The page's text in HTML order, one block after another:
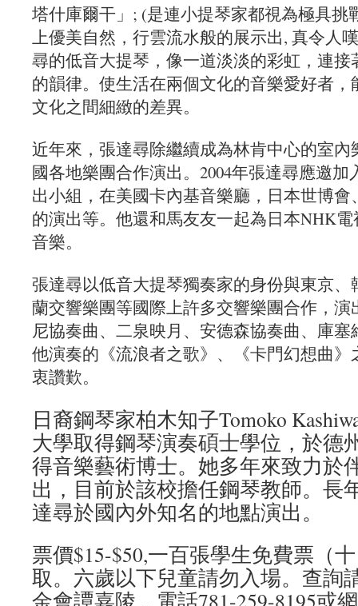
塔什庫爾干」; (是連小提琴家都視為極具挑
上優美自然，行雲流水般的展示出, 真令人
尋的低音大提琴，像一道淡淡的彩虹，連
的韻律。使生活在兩個文化的音樂愛好者
文化之間細緻的差異。
近年來，張達尋除繼續成為林肯中心的室
國各地樂團合作演出。2004年張達尋應邀
出小組，在美國卡內基音樂廳，日本世博
的演出等。他還和馬友友一起為日本NHK
音樂。
張達尋以低音大提琴獨奏家的身份與東京
蘭交響樂團等國際上許多交響樂團合作，
尼協奏曲、二泉映月、安德森協奏曲、庫
他演奏的《流浪者之歌》、《卡門幻想曲
衷讚歎。
日裔鋼琴家柏木知子Tomoko
大學取得鋼琴演奏碩士學位，於德
得音樂藝術博士。她多年來致力於
出，目前於該校擔任鋼琴教師。長
達尋於國內外知名的地點演出。
票價$15-$50,一百張學生免費票（
取。六歲以下兒童請勿入場。查詢
金會譚嘉陵，電話781-259-8195或